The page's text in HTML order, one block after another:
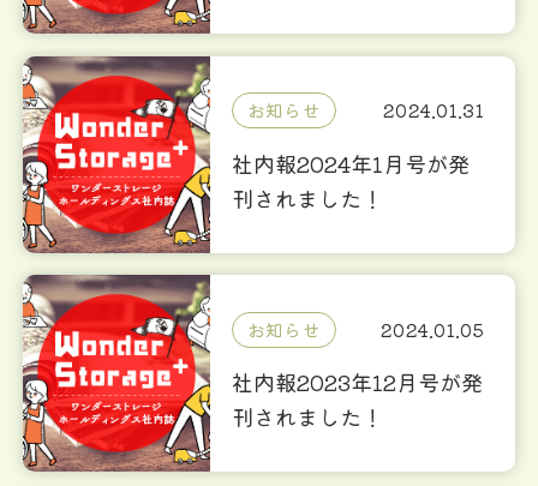
お知らせ 2024.01.31
社内報2024年1月号が発
刊されました！
お知らせ 2024.01.05
社内報2023年12月号が発
刊されました！